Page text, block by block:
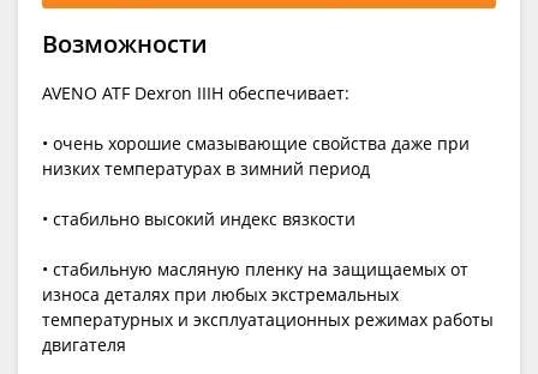
Возможности
AVENO ATF Dexron IIIH обеспечивает:
• очень хорошие смазывающие свойства даже при
низких температурах в зимний период
• стабильно высокий индекс вязкости
• стабильную масляную пленку на защищаемых от
износа деталях при любых экстремальных
температурных и эксплуатационных режимах работы
двигателя